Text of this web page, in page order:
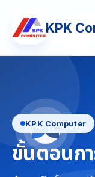
KPK
KPK Computer
ขั้นตอนกา